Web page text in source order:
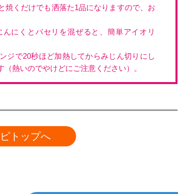
焼くだけでも洒落た1品になりますので、お
にくとパセリを混ぜると、簡単アイオリ
ジで20秒ほど加熱してからみじん切りにし
熱いのでやけどにご注意ください）。
トップへ